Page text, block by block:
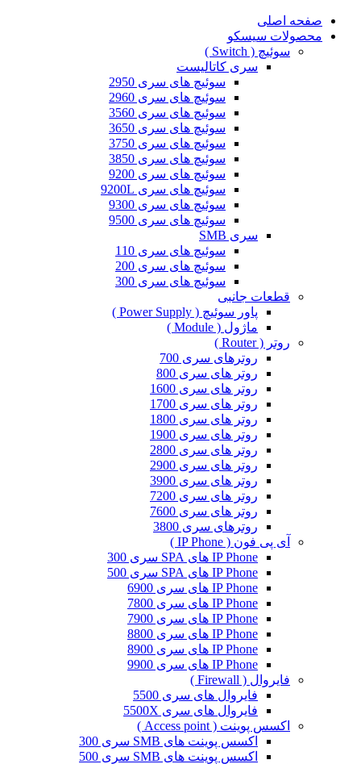
صفحه اصلی
محصولات سیسکو
سوئیچ ( Switch )
سری کاتالیست
سوئیچ های سری 2950
سوئیچ های سری 2960
سوئیچ های سری 3560
سوئیچ های سری 3650
سوئیچ های سری 3750
سوئیچ های سری 3850
سوئیچ های سری 9200
سوئیچ های سری 9200L
سوئیچ های سری 9300
سوئیچ های سری 9500
سری SMB
سوئیچ های سری 110
سوئیچ های سری 200
سوئیچ های سری 300
قطعات جانبی
پاور سوئیچ ( Power Supply )
ماژول ( Module )
روتر ( Router )
روترهای سری 700
روتر های سری 800
روتر های سری 1600
روتر های سری 1700
روتر های سری 1800
روتر های سری 1900
روتر های سری 2800
روتر های سری 2900
روتر های سری 3900
روتر های سری 7200
روتر های سری 7600
روترهای سری 3800
آی پی فون ( IP Phone )
IP Phone های SPA سری 300
IP Phone های SPA سری 500
IP Phone های سری 6900
IP Phone های سری 7800
IP Phone های سری 7900
IP Phone های سری 8800
IP Phone های سری 8900
IP Phone های سری 9900
فایروال ( Firewall )
فایروال های سری 5500
فایروال های سری 5500X
اکسس پوینت ( Access point )
اکسس پوینت های SMB سری 300
اکسس پوینت های SMB سری 500